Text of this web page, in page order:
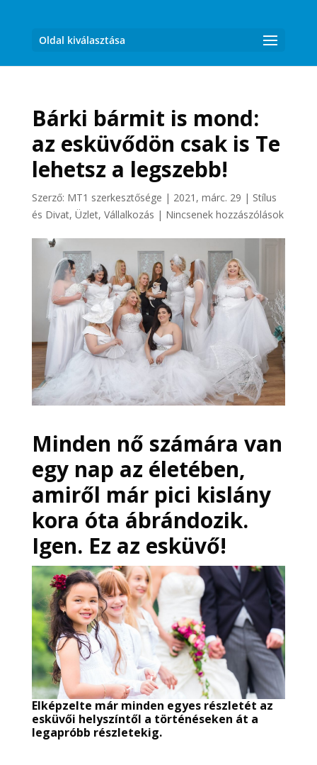
Oldal kiválasztása
Bárki bármit is mond:
az esküvődön csak is Te
lehetsz a legszebb!
Szerző: MT1 szerkesztősége | 2021, márc. 29 | Stílus
és Divat, Üzlet, Vállalkozás | Nincsenek hozzászólások
Minden nő számára van
egy nap az életében,
amiről már pici kislány
kora óta ábrándozik.
Igen. Ez az esküvő!
Elképzelte már minden egyes részletét az
esküvői helyszíntől a történéseken át a
legapróbb részletekig.